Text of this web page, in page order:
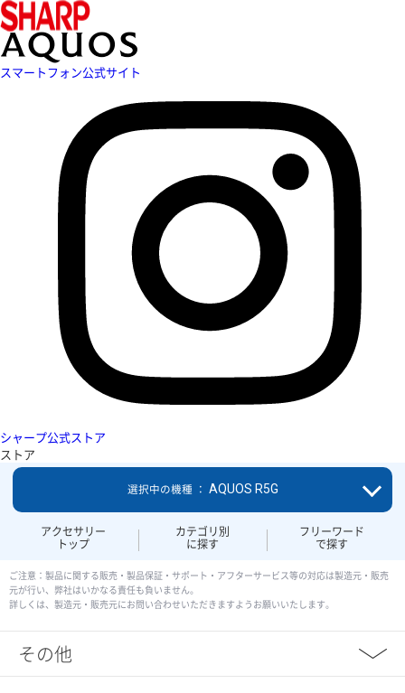
スマートフォン公式サイト
シャープ公式ストア
ストア
アクセサリー
トップ
カテゴリ別
に探す
フリーワード
で探す
選択中の機種 ： AQUOS R5G
ご注意：製品に関する販売・製品保証・サポート・アフターサービス等の対応は製造元・販売
元が行い、弊社はいかなる責任も負いません。
詳しくは、製造元・販売元にお問い合わせいただきますようお願いいたします。
その他